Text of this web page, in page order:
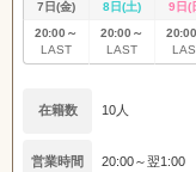
7日(金) 8日(土) 9日(
20:00～
LAST
20:00～
LAST
在籍数 10人
営業時間 20:00～翌1:00